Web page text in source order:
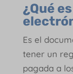
¿Qué
Es el
tener un
pagada a